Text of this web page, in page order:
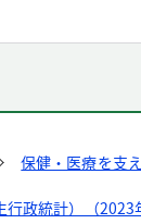
保健・医療を支
政統計）（2023